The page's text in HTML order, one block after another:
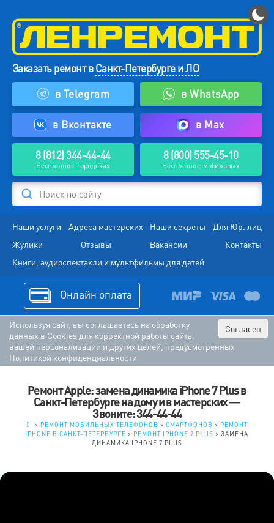
Заказать ремонт вСанкт-Петербурге и ЛО
в Telegram
в WhatsApp
в Вконтакте в Max
8 (812) 344-44-44
Бесплатно с городских
8 (800) 555-45-10
Бесплатно с мобильных
Поиск по сайту
Наши услуги Адреса мастерских Наши секреты
Для Юр. лиц
Жулики
Отзывы Вакансии
Контакты
Книги, аудиоспектакли и мультфильмы для детей
Онлайн оплата
Согласен
Используя сайт, вы соглашаетесь на обработку
данных в Cookies для корректной работы сайта,
вашей персонализации и других целей, предусмотренных
Политикой конфиденциальности
Ремонт Apple: замена динамика iPhone 7 Plus в
Санкт-Петербурге на дому и в мастерских —
Звоните: 344-44-44
> РЕМОНТ МОБИЛЬНЫХ ТЕЛЕФОНОВ > СМАРТФОНОВ > РЕМОНТ
IPHONE В САНКТ-ПЕТЕРБУРГЕ > РЕМОНТ IPHONE 7 PLUS >ЗАМЕНА
ДИНАМИКА IPHONE 7 PLUS